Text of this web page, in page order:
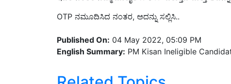
OTP ನಮೂದಿಸಿದ ನಂತರ, ಅದನ್ನು ಸಲ್ಲಿಸಿ..
English Summary:PM Kisan Ineligible
Related Topics